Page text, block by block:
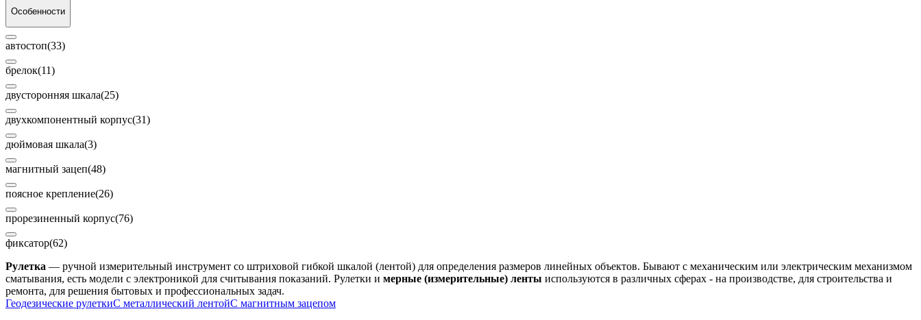
Особенности
автостоп(33)
брелок(11)
двусторонняя шкала(25)
двухкомпонентный корпус(31)
дюймовая шкала(3)
магнитный зацеп(48)
поясное крепление(26)
прорезиненный корпус(76)
фиксатор(62)
Рулетка — ручной измерительный инструмент со штриховой гибкой шкалой (лентой) для определения размеров линейных объектов. Бывают с механическим или электрическим механизмом
сматывания, есть модели с электроникой для считывания показаний. Рулетки и мерные (измерительные) ленты используются в различных сферах - на производстве, для строительства и
ремонта, для решения бытовых и профессиональных задач.
Геодезические рулеткиС металлический лентойС магнитным зацепом